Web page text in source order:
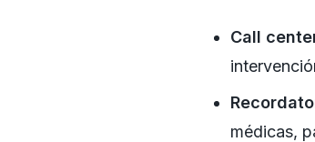
Call
médicas,